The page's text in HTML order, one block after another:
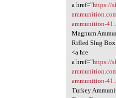
a href="https://
ammunition-
Magnum
Rifled Slug
<a hre
a href="https://
ammunition-
Turkey